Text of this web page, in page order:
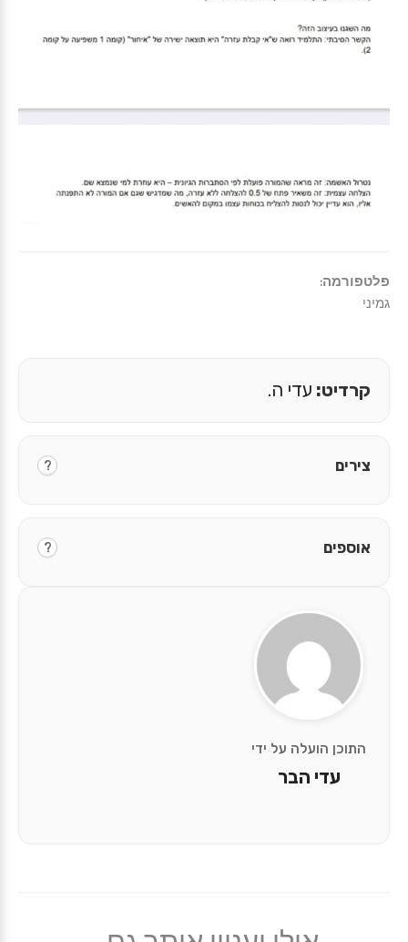
פלטפורמה:
גמיני
התוכן הועלה על ידי
עדי הבר
קרדיט: עדי ה.
צירים ?
אוספים ?